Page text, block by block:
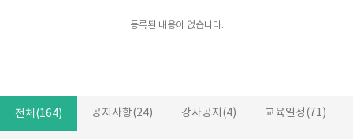
등록된 내용이 없습니다.
전체(164) 공지사항(24) 강사공지(4) 교육일정(71)